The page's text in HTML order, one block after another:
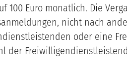
Euro monatlich. Die
nicht nach
oder eine
der